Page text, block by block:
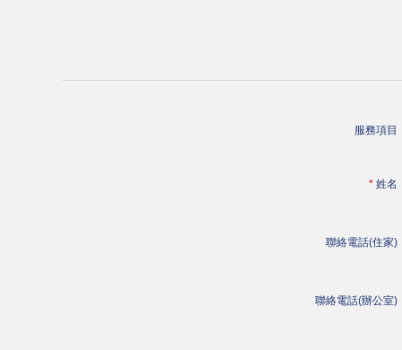
服務項目
* 姓名
聯絡電話(住家)
聯絡電話(辦公室)